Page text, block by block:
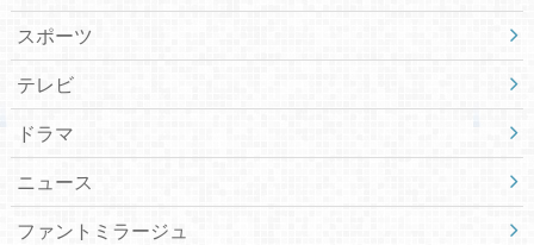
スポーツ
テレビ
ドラマ
ニュース
ファントミラージュ